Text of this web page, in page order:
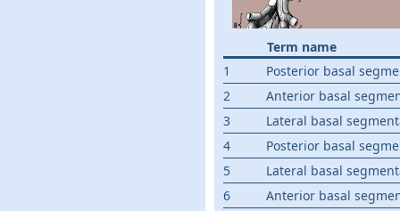
Term name
1
Posterior basal
2
Anterior basal
3
Lateral basal
4
Posterior basal
5
Lateral basal
6
Anterior basal